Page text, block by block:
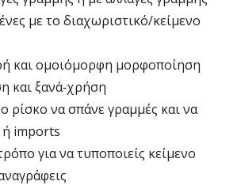
με το διαχωριστικό/κείμενο
και ομοιόμορφη μορφοποίηση
και ξανά‑χρήση
ρίσκο να σπάνε γραμμές και να
ή imports
για να τυποποιείς κείμενο